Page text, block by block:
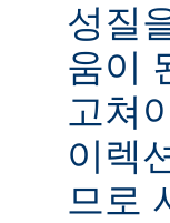
성질
움이
고쳐
이렉
므로